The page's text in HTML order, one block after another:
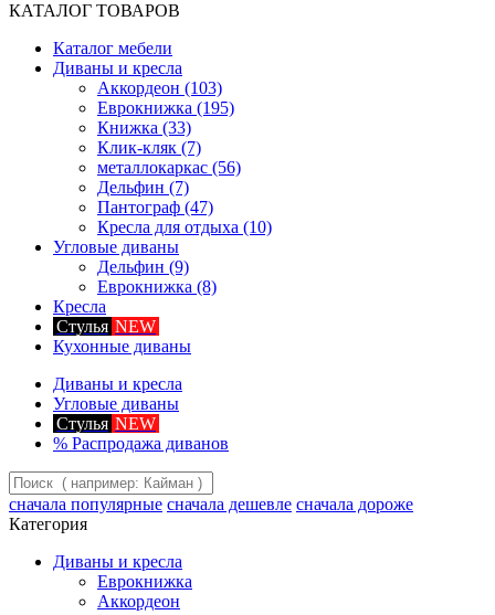
КАТАЛОГ ТОВАРОВ
Каталог мебели
Диваны и кресла
Аккордеон (103)
Еврокнижка (195)
Книжка (33)
Клик-кляк (7)
металлокаркас (56)
Дельфин (7)
Пантограф (47)
Кресла для отдыха (10)
Угловые диваны
Дельфин (9)
Еврокнижка (8)
Кресла
Стулья NEW
Кухонные диваны
Диваны и кресла
Угловые диваны
Стулья NEW
% Распродажа диванов
сначала популярные сначала дешевле сначала дороже
Категория
Диваны и кресла
Еврокнижка
Аккордеон